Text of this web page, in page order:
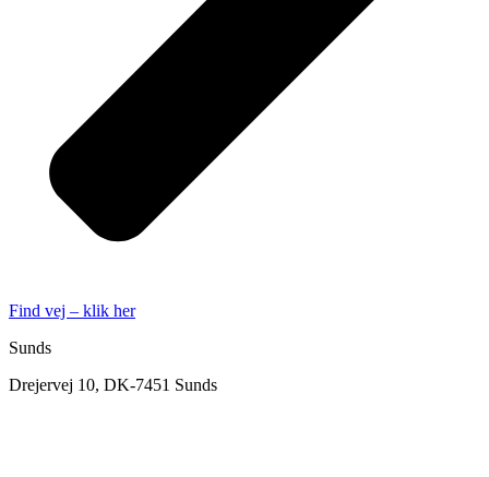
Find vej – klik her
Sunds
Drejervej 10, DK-7451 Sunds